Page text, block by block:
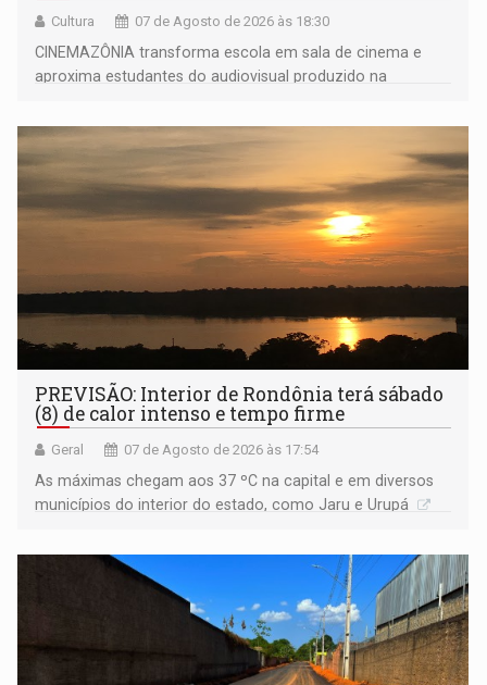
Cultura 07 de Agosto de 2026 às 18:30
CINEMAZÔNIA transforma escola em sala de cinema e
aproxima estudantes do audiovisual produzido na
PREVISÃO: Interior de Rondônia terá sábado
(8) de calor intenso e tempo firme
Geral 07 de Agosto de 2026 às 17:54
As máximas chegam aos 37 ºC na capital e em diversos
municípios do interior do estado, como Jaru e Urupá